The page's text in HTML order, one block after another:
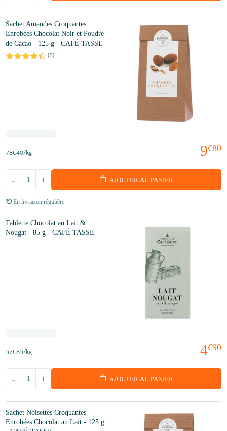
Sachet Amandes Croquantes
Enrobées Chocolat Noir et Poudre
de Cacao - 125 g - CAFÉ TASSE
(8)
9€80
78€40/kg
+
- AJOUTER AU PANIER
En livraison régulière
Tablette Chocolat au Lait &
Nougat - 85 g - CAFÉ TASSE
4€90
57€65/kg
+
- AJOUTER AU PANIER
Sachet Noisettes Croquantes
Enrobées Chocolat au Lait - 125 g